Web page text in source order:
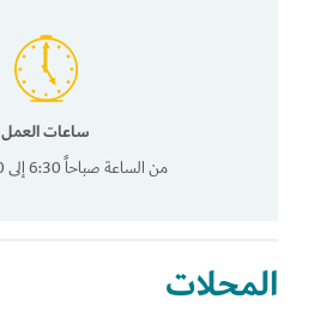
ساعات العمل
من الساعة صباحاً 6:30 إلى 02:00 صباحاً
المحلات